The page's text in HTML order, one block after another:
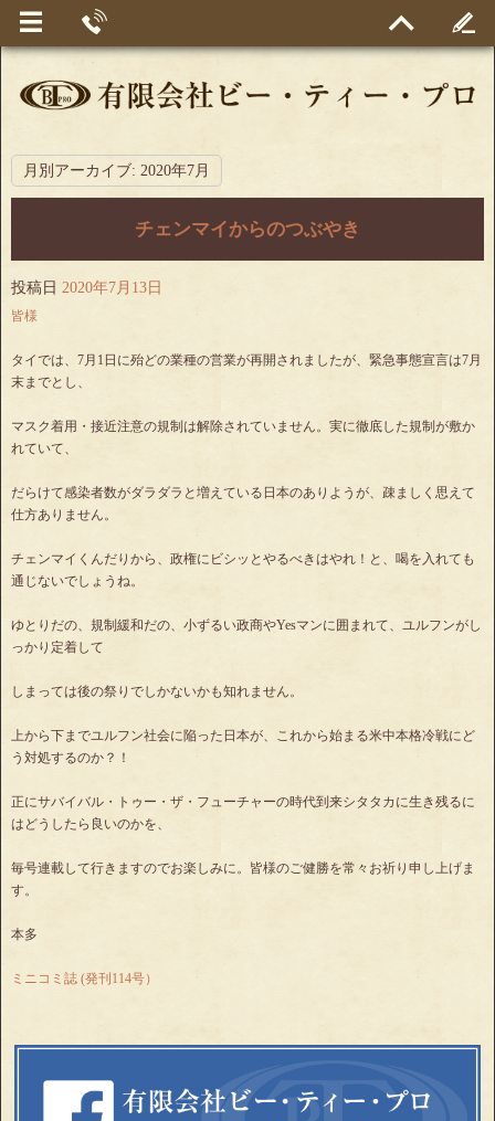
月別アーカイブ: 2020年7月
チェンマイからのつぶやき
投稿日 2020年7月13日
皆様
タイでは、7月1日に殆どの業種の営業が再開されましたが、緊急事態宣言は7月
末までとし、
マスク着用・接近注意の規制は解除されていません。実に徹底した規制が敷か
れていて、
だらけて感染者数がダラダラと増えている日本のありようが、疎ましく思えて
仕方ありません。
チェンマイくんだりから、政権にビシッとやるべきはやれ！と、喝を入れても
通じないでしょうね。
ゆとりだの、規制緩和だの、小ずるい政商やYesマンに囲まれて、ユルフンがし
っかり定着して
しまっては後の祭りでしかないかも知れません。
上から下までユルフン社会に陥った日本が、これから始まる米中本格冷戦にど
う対処するのか？！
正にサバイバル・トゥー・ザ・フューチャーの時代到来シタタカに生き残るに
はどうしたら良いのかを、
毎号連載して行きますのでお楽しみに。皆様のご健勝を常々お祈り申し上げま
す。
本多
ミニコミ誌 (発刊114号）